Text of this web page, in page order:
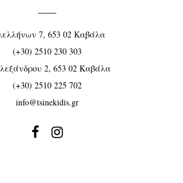
7, 653 02 Καβάλα
(+30) 2510 230 303
2, 653 02 Καβάλα
(+30) 2510 225 702
info@tsinekidis.gr
 